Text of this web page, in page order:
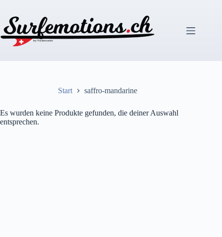
springen
Start saffro-mandarine
Es wurden keine Produkte gefunden, die deiner Auswahl
entsprechen.